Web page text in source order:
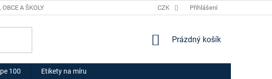
OBCE A ŠKOLY HODNOCENÍ OBCHODU
CZK Přihlášení
NÁKUPNÍ
Prázdný košík
100 Etikety na míru